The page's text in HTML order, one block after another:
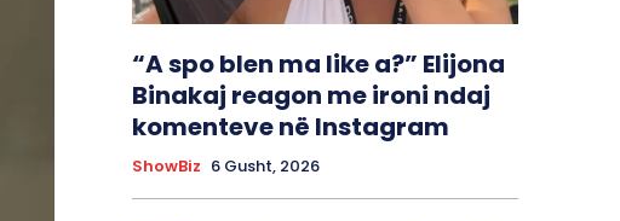
“A spo blen ma like a?” Elijona
Binakaj reagon me ironi ndaj
komenteve në Instagram
ShowBiz 6 Gusht, 2026